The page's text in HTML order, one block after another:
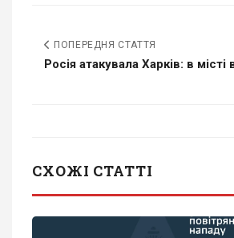
ПОПЕРЕДНЯ СТАТТЯ
Росія атакувала Харків: в
СХОЖІ СТАТТІ